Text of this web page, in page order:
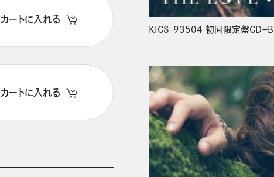
カートに入れる
カートに入れる
KICS-93504 初回限定盤CD＋